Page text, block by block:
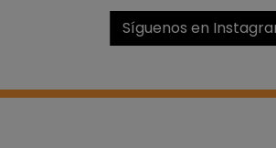
Síguenos en